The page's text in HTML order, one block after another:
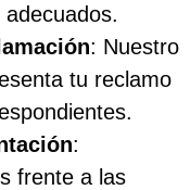
: Nuestro
tu reclamo
:
frente a las